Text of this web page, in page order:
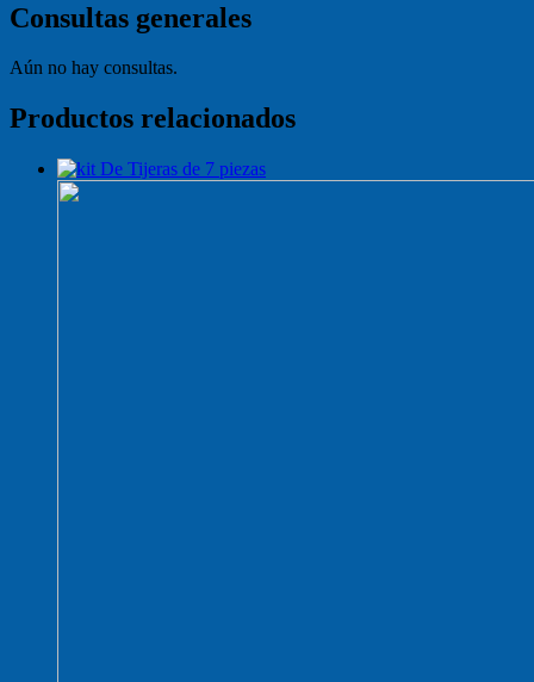
Consultas generales
Aún no hay consultas.
Productos relacionados